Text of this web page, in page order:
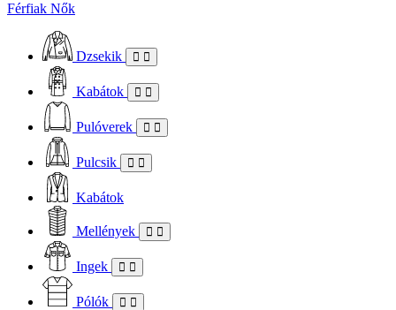
Férfiak Nők
Dzsekik
Kabátok
Pulóverek
Pulcsik
Kabátok
Mellények
Ingek
Pólók